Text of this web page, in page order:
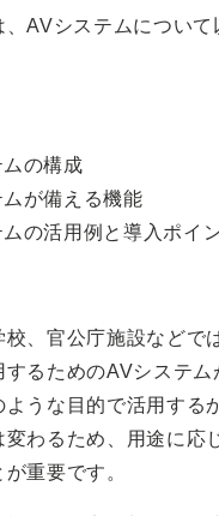
、AVシステムについて
の構成
が備える機能
の活用例と導入ポイ
校、官公庁施設などで
するためのAVシステム
ような目的で活用する
変わるため、用途に応
重要です。